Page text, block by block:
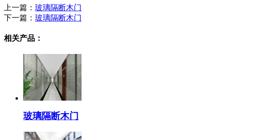
上一篇： 玻璃隔断木门
下一篇： 玻璃隔断木门
相关产品：
玻璃隔断木门